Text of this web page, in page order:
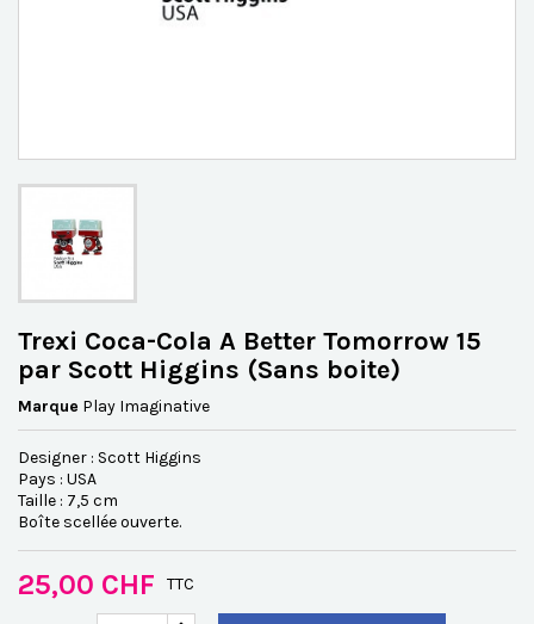
Trexi Coca-Cola A Better Tomorrow 15
par Scott Higgins (Sans boite)
Marque Play Imaginative
Designer : Scott Higgins
Pays : USA
Taille : 7,5 cm
Boîte scellée ouverte.
25,00 CHF TTC